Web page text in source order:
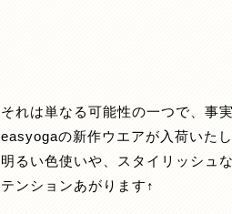
それは単なる可能性の一つで、事
easyogaの新作ウエアが入荷いたし
明るい色使いや、スタイリッシュ
テンションあがります↑